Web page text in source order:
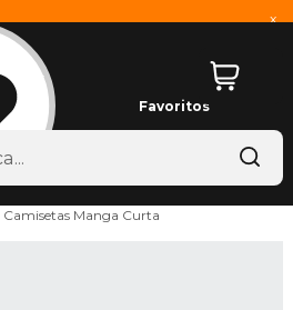
x
Favoritos
Camisetas Manga Curta